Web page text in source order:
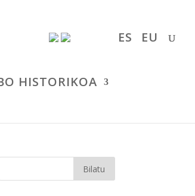
HISTORIKOA
EU
ES